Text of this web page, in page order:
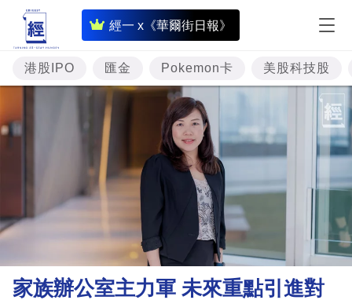
經一 x《華爾街日報》
即
時
財
經
專
題
投
資
市
理
財
港股IPO 匯金 Pokemon卡 美股科技股
家族辦公室主力軍 未來重點引進對